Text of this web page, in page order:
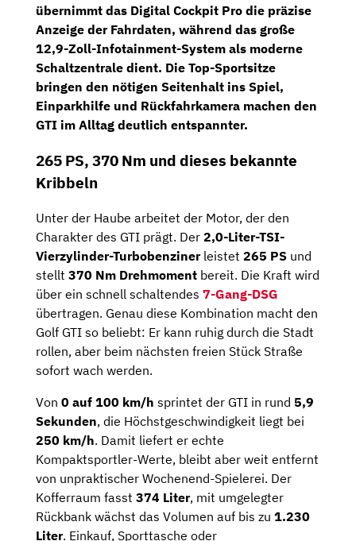
übernimmt das Digital Cockpit Pro die präzise
Anzeige der Fahrdaten, während das große
12,9-Zoll-Infotainment-System als moderne
Schaltzentrale dient. Die Top-Sportsitze
bringen den nötigen Seitenhalt ins Spiel,
Einparkhilfe und Rückfahrkamera machen den
GTI im Alltag deutlich entspannter.
265 PS, 370 Nm und dieses bekannte
Kribbeln
Unter der Haube arbeitet der Motor, der den
Charakter des GTI prägt. Der 2,0-Liter-TSI-
Vierzylinder-Turbobenzinerleistet 265 PS und
stellt 370 Nm Drehmoment bereit. Die Kraft wird
über ein schnell schaltendes 7-Gang-DSG
übertragen. Genau diese Kombination macht den
Golf GTI so beliebt: Er kann ruhig durch die Stadt
rollen, aber beim nächsten freien Stück Straße
sofort wach werden.
Von 0 auf 100 km/h sprintet der GTI in rund 5,9
Sekunden, die Höchstgeschwindigkeit liegt bei
250 km/h. Damit liefert er echte
Kompaktsportler-Werte, bleibt aber weit entfernt
von unpraktischer Wochenend-Spielerei. Der
Kofferraum fasst 374 Liter, mit umgelegter
Rückbank wächst das Volumen auf bis zu 1.230
Liter. Einkauf, Sporttasche oder